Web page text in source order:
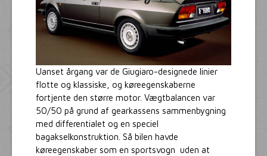
Uanset årgang var de Giugiaro-designede linier
flotte og klassiske, og køreegenskaberne
fortjente den større motor. Vægtbalancen var
50/50 på grund af gearkassens sammenbygning
med differentialet og en speciel
bagakselkonstruktion. Så bilen havde
køreegenskaber som en sportsvogn uden at